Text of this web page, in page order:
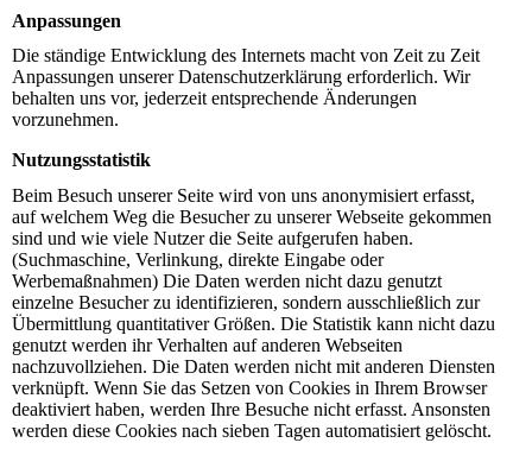
Anpassungen
Die ständige Entwicklung des Internets macht von Zeit zu Zeit
Anpassungen unserer Datenschutzerklärung erforderlich. Wir
behalten uns vor, jederzeit entsprechende Änderungen
vorzunehmen.
Nutzungsstatistik
Beim Besuch unserer Seite wird von uns anonymisiert erfasst,
auf welchem Weg die Besucher zu unserer Webseite gekommen
sind und wie viele Nutzer die Seite aufgerufen haben.
(Suchmaschine, Verlinkung, direkte Eingabe oder
Werbemaßnahmen) Die Daten werden nicht dazu genutzt
einzelne Besucher zu identifizieren, sondern ausschließlich zur
Übermittlung quantitativer Größen. Die Statistik kann nicht dazu
genutzt werden ihr Verhalten auf anderen Webseiten
nachzuvollziehen. Die Daten werden nicht mit anderen Diensten
verknüpft. Wenn Sie das Setzen von Cookies in Ihrem Browser
deaktiviert haben, werden Ihre Besuche nicht erfasst. Ansonsten
werden diese Cookies nach sieben Tagen automatisiert gelöscht.